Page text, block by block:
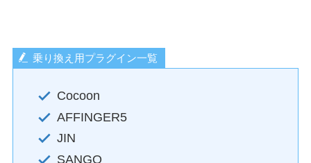
乗り換え用プラグイン一覧
Cocoon
AFFINGER5
JIN
SANGO